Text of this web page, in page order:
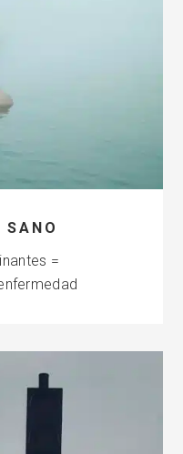
SANO
=